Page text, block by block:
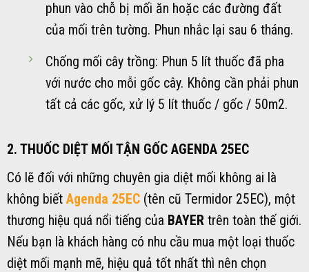
phun vào chỗ bị mối ăn hoặc các đường đất
của mối trên tường. Phun nhắc lại sau 6 tháng.
Chống mối cây trồng: Phun 5 lít thuốc đã pha
với nước cho mỗi gốc cây. Không cần phải phun
tất cả các gốc, xử lý 5 lít thuốc / gốc / 50m2.
2. THUỐC DIỆT MỐI TẬN GỐC AGENDA 25EC
Có lẽ đối với những chuyên gia diệt mối không ai là
không biết Agenda 25EC (tên cũ Termidor 25EC), một
thương hiệu quá nổi tiếng của BAYER trên toàn thế giới.
Nếu bạn là khách hàng có nhu cầu mua một loại thuốc
diệt mối mạnh mẽ, hiệu quả tốt nhất thì nên chọn